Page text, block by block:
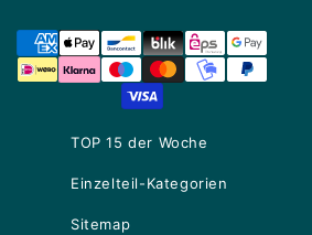
TOP 15 der Woche
Einzelteil-Kategorien
Sitemap